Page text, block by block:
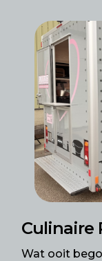
Culinaire
Wat ooit